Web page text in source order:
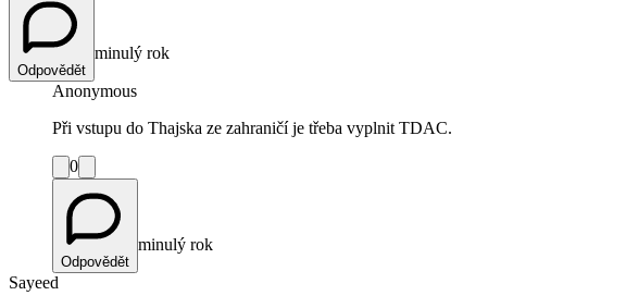
Odpovědět
minulý rok
Anonymous
Při vstupu do Thajska ze zahraničí je třeba vyplnit TDAC.
0
Odpovědět
minulý rok
Sayeed